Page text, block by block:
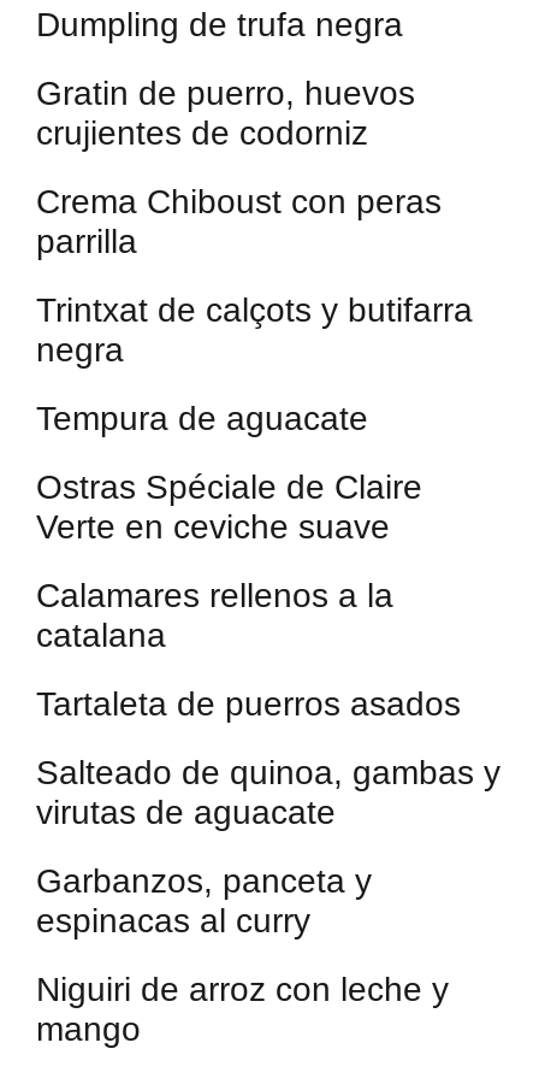
Dumpling de trufa negra
Gratin de puerro, huevos
crujientes de codorniz
Crema Chiboust con peras
parrilla
Trintxat de calçots y butifarra
negra
Tempura de aguacate
Ostras Spéciale de Claire
Verte en ceviche suave
Calamares rellenos a la
catalana
Tartaleta de puerros asados
Salteado de quinoa, gambas y
virutas de aguacate
Garbanzos, panceta y
espinacas al curry
Niguiri de arroz con leche y
mango